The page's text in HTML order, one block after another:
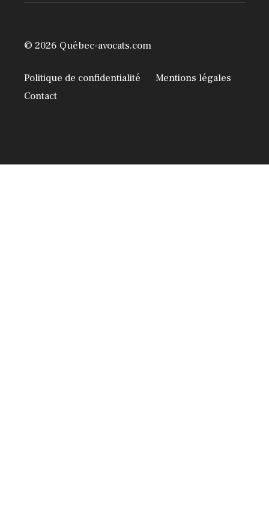
© 2026 Québec-avocats.com
Politique de confidentialité
Mentions légales
Contact